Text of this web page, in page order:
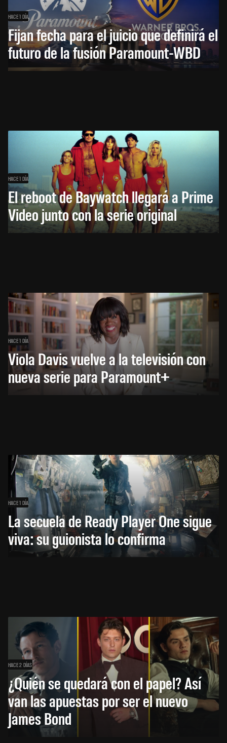
HACE 1 DÍA
Fijan fecha para el juicio que definirá el
futuro de la fusión Paramount-WBD
HACE 1 DÍA
El reboot de Baywatch llegará a Prime
Video junto con la serie original
HACE 1 DÍA
Viola Davis vuelve a la televisión con
nueva serie para Paramount+
HACE 1 DÍA
La secuela de Ready Player One sigue
viva: su guionista lo confirma
HACE 2 DÍAS
¿Quién se quedará con el papel? Así
van las apuestas por ser el nuevo
James Bond